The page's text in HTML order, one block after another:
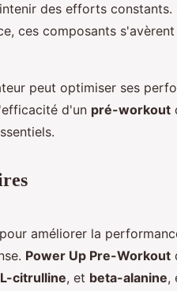
des efforts constants.
ces composants s'avèrent
peut optimiser ses
d'un pré-workout
améliorer la
Power Up Pre-Workout
L-citrulline, et beta-alanine,